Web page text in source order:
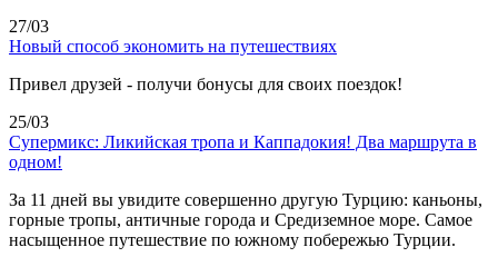
27/03
Новый способ экономить на путешествиях
Привел друзей - получи бонусы для своих поездок!
25/03
Супермикс: Ликийская тропа и Каппадокия! Два маршрута в
одном!
За 11 дней вы увидите совершенно другую Турцию: каньоны,
горные тропы, античные города и Средиземное море. Самое
насыщенное путешествие по южному побережью Турции.